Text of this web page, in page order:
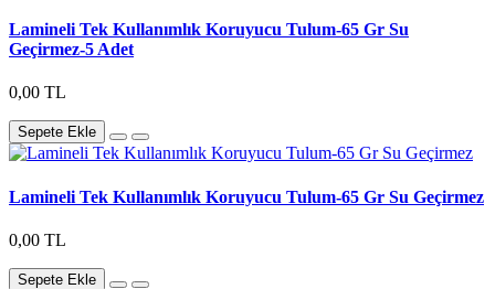
Lamineli Tek Kullanımlık Koruyucu Tulum-65 Gr Su
Geçirmez-5 Adet
0,00 TL
Sepete Ekle
Lamineli Tek Kullanımlık Koruyucu Tulum-65 Gr Su Geçirmez
0,00 TL
Sepete Ekle